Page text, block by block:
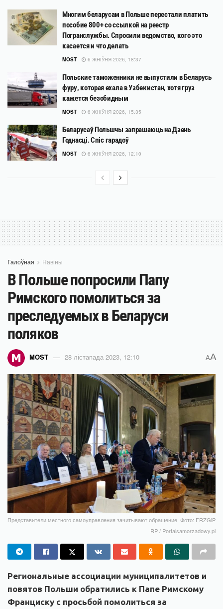
Многим беларусам в Польше перестали платить
пособие 800+ со ссылкой на реестр
Погранслужбы. Спросили ведомство, кого это
касается и что делать
MOST 6 ЖНІЎНЯ 2026, 18:37
Польские таможенники не выпустили в Беларусь
фуру, которая ехала в Узбекистан, хотя груз
кажется безобидным
MOST 6 ЖНІЎНЯ 2026, 15:35
Беларусаў Польшчы запрашаюць на Дзень
Годнасці. Спіс гарадоў
MOST 6 ЖНІЎНЯ 2026, 12:10
Галоўная Навіны
В Польше попросили Папу
Римского помолиться за
преследуемых в Беларуси
поляков
MOST 28 лістапада 2023, 12:10 AA
Представители местного самоуправления зачитывают обращение. Фото: FRZGiP
RP / Portalsamorzadowy.pl
Региональные ассоциации муниципалитетов и
повятов Польши обратились к Папе Римскому
Франциску с просьбой помолиться за